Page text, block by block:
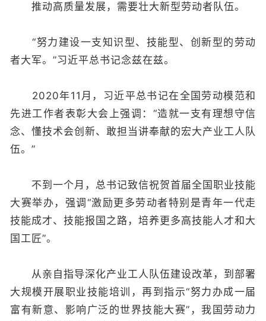
推动高质量发展，需要壮大新型劳动者队伍。
“努力建设一支知识型、技能型、创新型的劳动
者大军。”习近平总书记念兹在兹。
2020年11月，习近平总书记在全国劳动模范和
先进工作者表彰大会上强调：“造就一支有理想守信
念、懂技术会创新、敢担当讲奉献的宏大产业工人队
伍。”
不到一个月，总书记致信祝贺首届全国职业技能
大赛举办，强调“激励更多劳动者特别是青年一代走
技能成才、技能报国之路，培养更多高技能人才和大
国工匠”。
从亲自指导深化产业工人队伍建设改革，到部署
大规模开展职业技能培训，再到指示“努力办成一届
富有新意、影响广泛的世界技能大赛”，我国劳动力